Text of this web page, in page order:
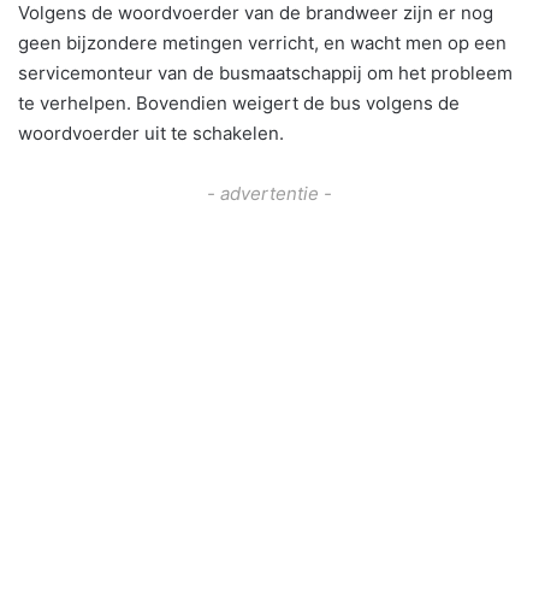
Volgens de woordvoerder van de brandweer zijn er nog
geen bijzondere metingen verricht, en wacht men op een
servicemonteur van de busmaatschappij om het probleem
te verhelpen. Bovendien weigert de bus volgens de
woordvoerder uit te schakelen.
- advertentie -